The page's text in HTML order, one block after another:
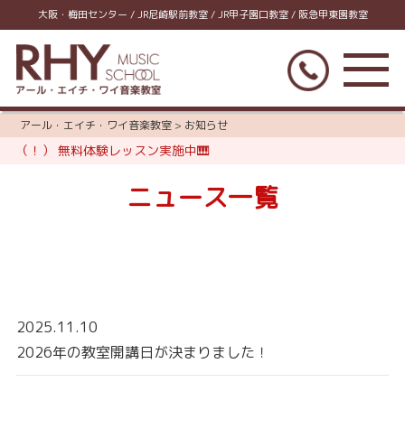
大阪・梅田センター / JR尼崎駅前教室 / JR甲子園口教室 / 阪急甲東園教室
アール・エイチ・ワイ音楽教室 > お知らせ
（！） 無料体験レッスン実施中🎹
ニュース一覧
2025.11.10
2026年の教室開講日が決まりました！